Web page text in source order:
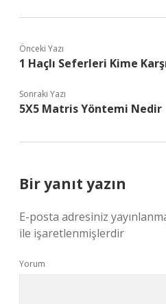
Önceki Yazı
1 Haçlı Seferleri Kime
Sonraki Yazı
5X5 Matris Yöntemi Nedir
Bir yanıt yazın
E-posta adresiniz
ile işaretlenmişlerdir
Yorum